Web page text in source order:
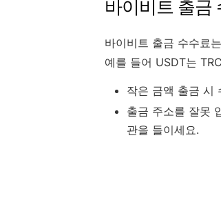
바이비트 출금
바이비트 출금 수수료
예를 들어 USDT는
작은 금액 출금 시
출금 주소를 잘못
관을 들이세요.